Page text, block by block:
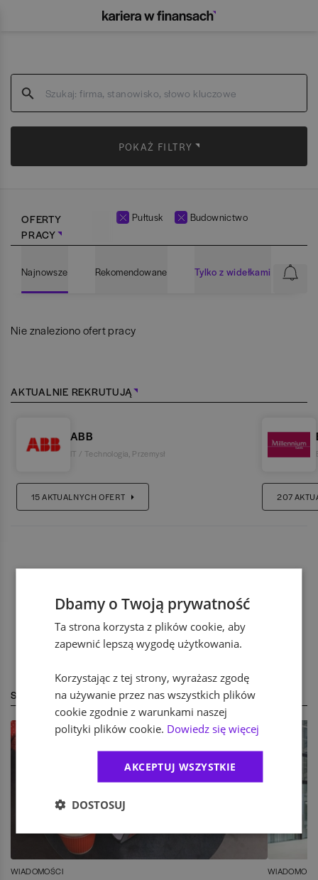
POKAŻ FILTRY
OFERTY
PRACY
Pułtusk Budownictwo
Najnowsze Rekomendowane Tylko z widełkami
Nie znaleziono ofert pracy
AKTUALNIE REKRUTUJĄ
ABB
IT / Technologia Przemysł
15AKTUALNYCH OFERT 207
STREFA EKSPERTA
WIADOMOŚCI
Dbamy o Twoją prywatność
Ta strona korzysta z plików cookie, aby
zapewnić lepszą wygodę użytkowania.
Korzystając z tej strony, wyrażasz zgodę
na używanie przez nas wszystkich plików
cookie zgodnie z warunkami naszej
polityki plików cookie. Dowiedz się więcej
AKCEPTUJ WSZYSTKIE
DOSTOSUJ